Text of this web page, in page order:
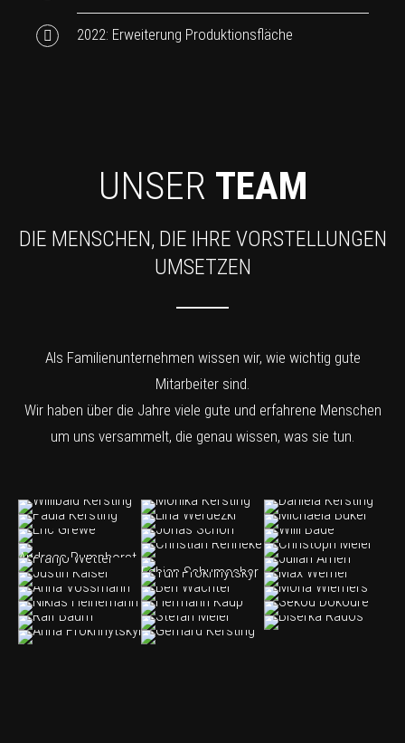
2022: Erweiterung Produktionsfläche
UNSER TEAM
DIE MENSCHEN, DIE IHRE VORSTELLUNGEN
UMSETZEN
Als Familienunternehmen wissen wir, wie wichtig gute
Mitarbeiter sind.
Wir haben über die Jahre viele gute und erfahrene Menschen
um uns versammelt, die genau wissen, was sie tun.